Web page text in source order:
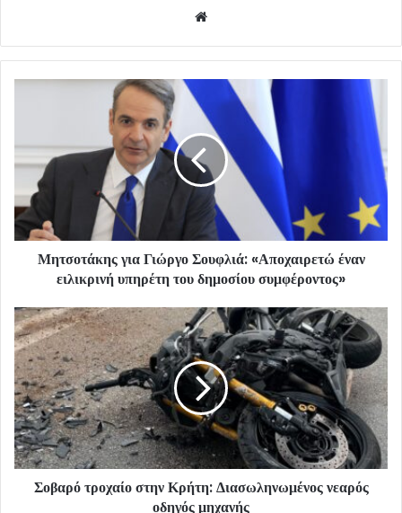
Μητσοτάκης για Γιώργο Σουφλιά: «Αποχαιρετώ έναν
ειλικρινή υπηρέτη του δημοσίου συμφέροντος»
Σοβαρό τροχαίο στην Κρήτη: Διασωληνωμένος νεαρός
οδηγός μηχανής